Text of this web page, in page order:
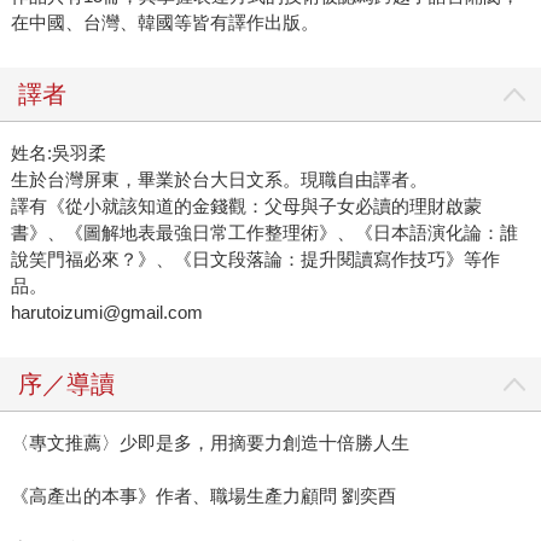
在中國、台灣、韓國等皆有譯作出版。
譯者
姓名:吳羽柔
生於台灣屏東，畢業於台大日文系。現職自由譯者。
譯有《從小就該知道的金錢觀：父母與子女必讀的理財啟蒙
書》、《圖解地表最強日常工作整理術》、《日本語演化論：誰
說笑門福必來？》、《日文段落論：提升閱讀寫作技巧》等作
品。
harutoizumi@gmail.com
序／導讀
〈專文推薦〉少即是多，用摘要力創造十倍勝人生
《高產出的本事》作者、職場生產力顧問 劉奕酉